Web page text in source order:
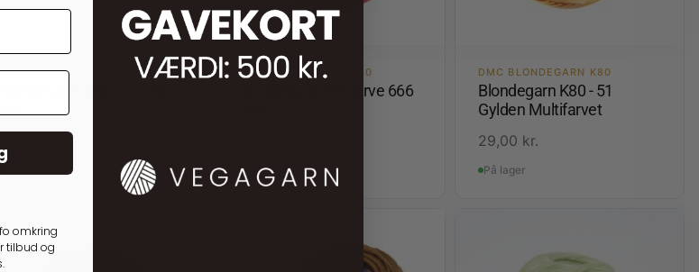
DMC BLONDEGARN K80 DMC BLONDEGARN K80
Blondegarn K80 farve 666
På lager
DMC BLONDEGARN K80
Blondegarn K80 - 51
Gylden Multifarvet
29,00 kr.
På lager
omkring
tilbud og